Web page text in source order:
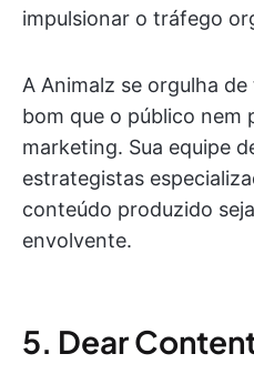
impulsionar o tráfego
A Animalz se orgulha
bom que o público nem
marketing. Sua equipe
estrategistas
conteúdo produzido
envolvente.
5. Dear